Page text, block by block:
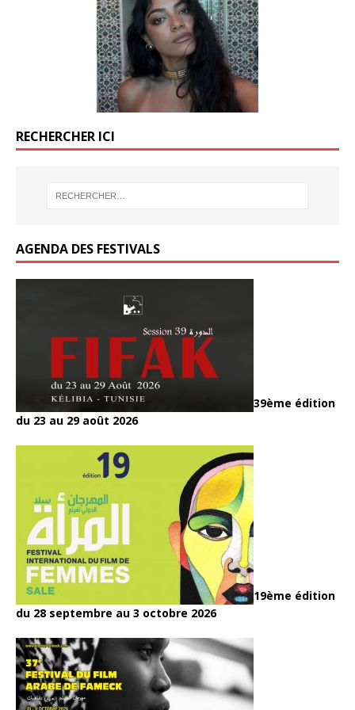
RECHERCHER ICI
AGENDA DES FESTIVALS
39ème édition
du 23 au 29 août 2026
19ème édition
du 28 septembre au 3 octobre 2026